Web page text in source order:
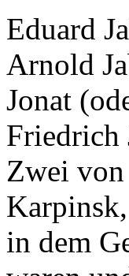
Eduard
Arnold
Jonat
Friedrich
Zwei von
in dem